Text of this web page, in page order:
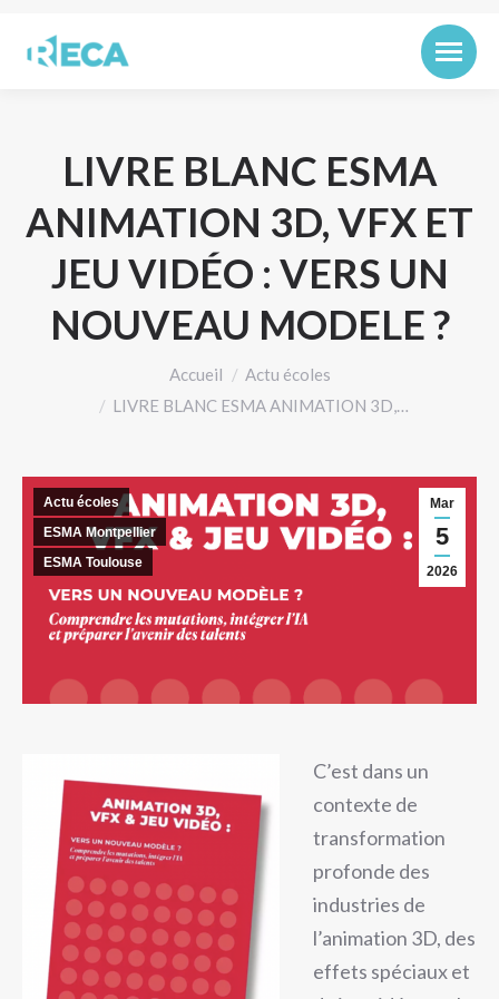
LIVRE BLANC ESMA
ANIMATION 3D, VFX ET
JEU VIDÉO : VERS UN
NOUVEAU MODELE ?
Accueil
Actu écoles
LIVRE BLANC ESMA ANIMATION 3D,…
Mar
5
2026
Actu écoles
ESMA Montpellier
ESMA Toulouse
C’est dans un
contexte de
transformation
profonde des
industries de
l’animation 3D, des
effets spéciaux et